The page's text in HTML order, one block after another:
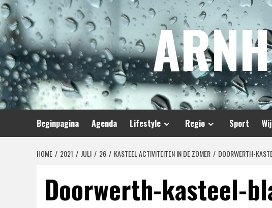
Spring
naar
inhoud
Beginpagina Agenda Lifestyle Regio Sport
HOME 2021 JULI 26 KASTEEL ACTIVITEITEN IN DE ZOMER DOORWERTH-
Doorwerth-kasteel-